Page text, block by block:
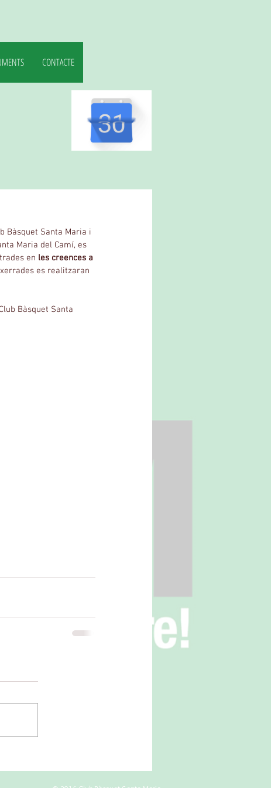
CONTACTE
Bàsquet Santa Maria i
Maria del Camí, es
en les creences a
es realitzaran
Bàsquet Santa